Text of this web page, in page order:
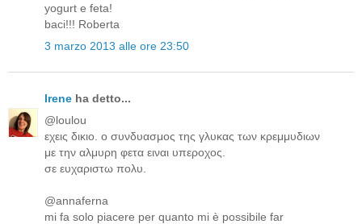
yogurt e feta!
baci!!! Roberta
3 marzo 2013 alle ore 23:50
Irene ha detto...
@loulou
εχεις δικιο. ο συνδυασμος της γλυκας των κρεμμυδιων
με την αλμυρη φετα ειναι υπεροχος.
σε ευχαριστω πολυ.
@annaferna
mi fa solo piacere per quanto mi è possibile far